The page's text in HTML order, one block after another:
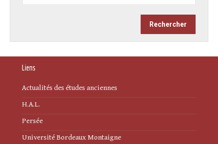
Liens
Actualités des études anciennes
H.A.L.
Persée
Université Bordeaux Montaigne